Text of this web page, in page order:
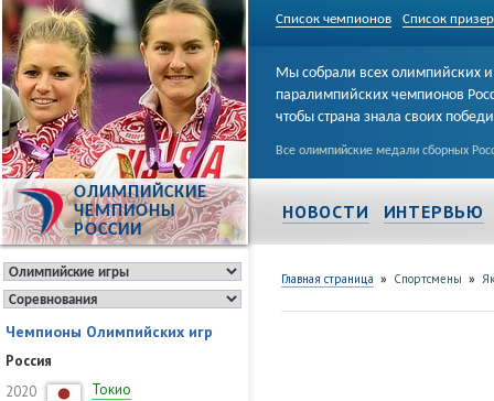
Список чемпионов Список
ОЛИМПИЙСКИЕ
ЧЕМПИОНЫ
РОССИИ
Мы собрали всех олимпийских и
паралимпийских чемпионов
чтобы страна знала своих
Все олимпийские медали сборных
НОВОСТИ ИНТЕРВЬЮ
Чемпионы Олимпийских игр
Россия
2020
Токио
Главная страница » Спортсмены »